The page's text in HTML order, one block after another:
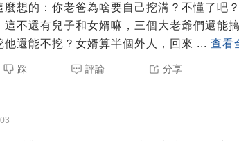
麼想的：你老爸為啥要自己挖溝？不懂了吧
這不還有兒子和女婿嘛，三個大老爺們還能
他還能不挖？女婿算半個外人，回來 ... 查看
踩 評論 分享